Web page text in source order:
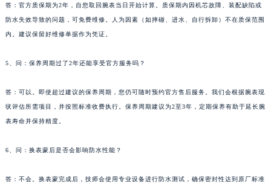
答：官方质保期为2年，自您取回腕表当日开始计算。质保期内因机芯故障、装配缺陷或
防水失效导致的问题，可免费维修。人为因素（如摔碰、进水、自行拆卸）不在质保范围
内。建议保留好维修单据作为凭证。
5、问：保养周期过了2年还能享受官方服务吗？
答：可以。即使超过建议的保养周期，您仍可随时预约官方售后服务。我们会根据腕表现
状评估所需项目，并按照标准收费执行。保养周期建议为2至3年，定期保养有助于延长腕
表寿命并保持精度。
6、问：换表蒙后是否会影响防水性能？
答：不会。换表蒙完成后，技师会使用专业设备进行防水测试，确保密封性达到原厂标准